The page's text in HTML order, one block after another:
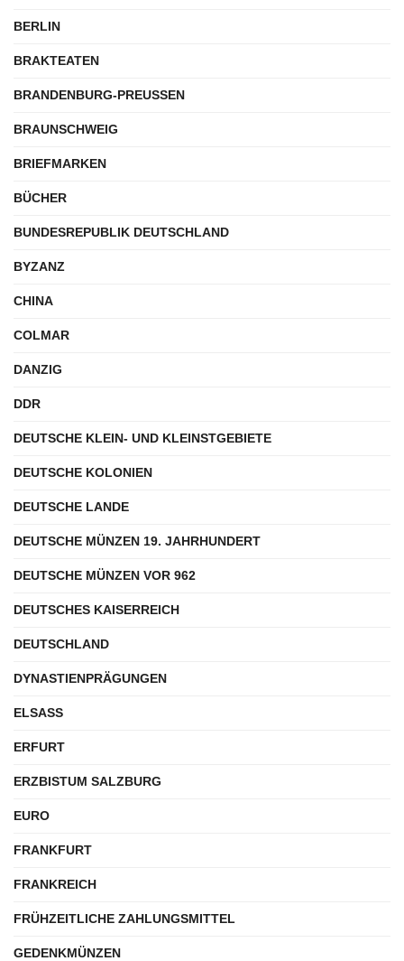
BERLIN
BRAKTEATEN
BRANDENBURG-PREUSSEN
BRAUNSCHWEIG
BRIEFMARKEN
BÜCHER
BUNDESREPUBLIK DEUTSCHLAND
BYZANZ
CHINA
COLMAR
DANZIG
DDR
DEUTSCHE KLEIN- UND KLEINSTGEBIETE
DEUTSCHE KOLONIEN
DEUTSCHE LANDE
DEUTSCHE MÜNZEN 19. JAHRHUNDERT
DEUTSCHE MÜNZEN VOR 962
DEUTSCHES KAISERREICH
DEUTSCHLAND
DYNASTIENPRÄGUNGEN
ELSASS
ERFURT
ERZBISTUM SALZBURG
EURO
FRANKFURT
FRANKREICH
FRÜHZEITLICHE ZAHLUNGSMITTEL
GEDENKMÜNZEN